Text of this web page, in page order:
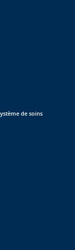
de soins